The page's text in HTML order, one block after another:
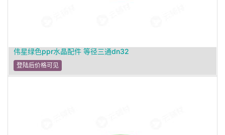
伟星绿色ppr水晶配件 等径三通dn32
登陆后价格可见